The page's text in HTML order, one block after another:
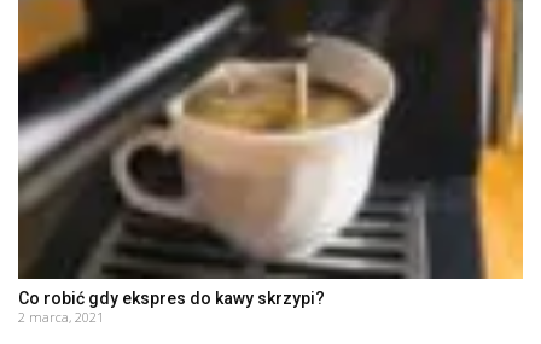
Co robić gdy ekspres do kawy skrzypi?
2 marca, 2021